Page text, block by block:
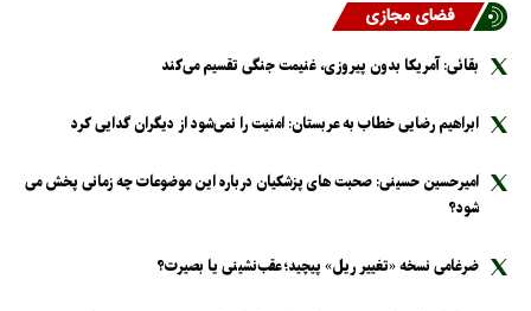
فضای مجازی
بقائی: آمریکا بدون پیروزی، غنیمت جنگی تقسیم می‌کند
ابراهیم رضایی خطاب به عربستان: امنیت را نمی‌شود از دیگران گدایی کرد
امیرحسین حسینی: صحبت های پزشکیان درباره این موضوعات چه زمانی پخش می
شود؟
ضرغامی نسخه «تغییر ریل» پیچید؛ عقب‌نشینی یا بصیرت؟